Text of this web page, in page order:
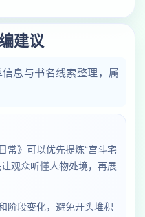
建议
息与书名线索整理，属
常》可以优先提炼“宫斗宅
观众听懂人物处境，再展
阶段变化，避免开头堆积